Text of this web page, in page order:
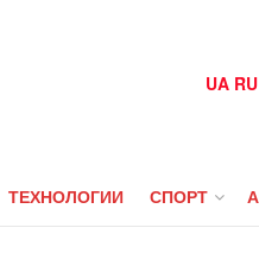
UA RU
ТЕХНОЛОГИИ СПОРТ